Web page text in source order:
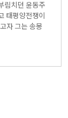
림치던 윤동주
태평양전쟁이
자 그는 송몽